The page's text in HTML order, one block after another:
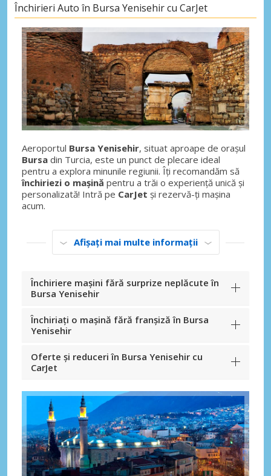
Închirieri Auto în Bursa Yenisehir cu CarJet
Aeroportul Bursa Yenisehir, situat aproape de orașul
Bursa din Turcia, este un punct de plecare ideal
pentru a explora minunile regiunii. Îți recomandăm să
închiriezi o mașină pentru a trăi o experiență unică și
personalizată! Intră pe CarJet și rezervă-ți mașina
acum.
Afișați mai multe informații
Închiriere mașini fără surprize neplăcute în
Bursa Yenisehir
Închiriați o mașină fără franșiză în Bursa
Yenisehir
Oferte și reduceri în Bursa Yenisehir cu
CarJet